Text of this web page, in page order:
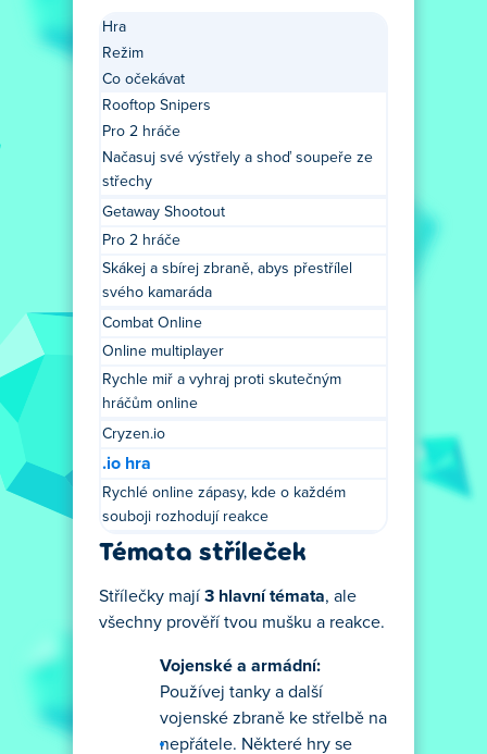
Hra
Režim
Co očekávat
Rooftop Snipers
Pro 2 hráče
Načasuj své výstřely a shoď soupeře ze
střechy
Getaway Shootout
Pro 2 hráče
Skákej a sbírej zbraně, abys přestřílel
svého kamaráda
Combat Online
Online multiplayer
Rychle miř a vyhraj proti skutečným
hráčům online
Cryzen.io
.io hra
Rychlé online zápasy, kde o každém
souboji rozhodují reakce
Témata stříleček
Střílečky mají 3 hlavní témata, ale
všechny prověří tvou mušku a reakce.
Vojenské a armádní:
Používej tanky a další
vojenské zbraně ke střelbě na
nepřátele. Některé hry se